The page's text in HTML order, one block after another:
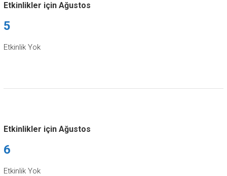
Etkinlikler için Ağustos
5
Etkinlik Yok
Etkinlikler için Ağustos
6
Etkinlik Yok